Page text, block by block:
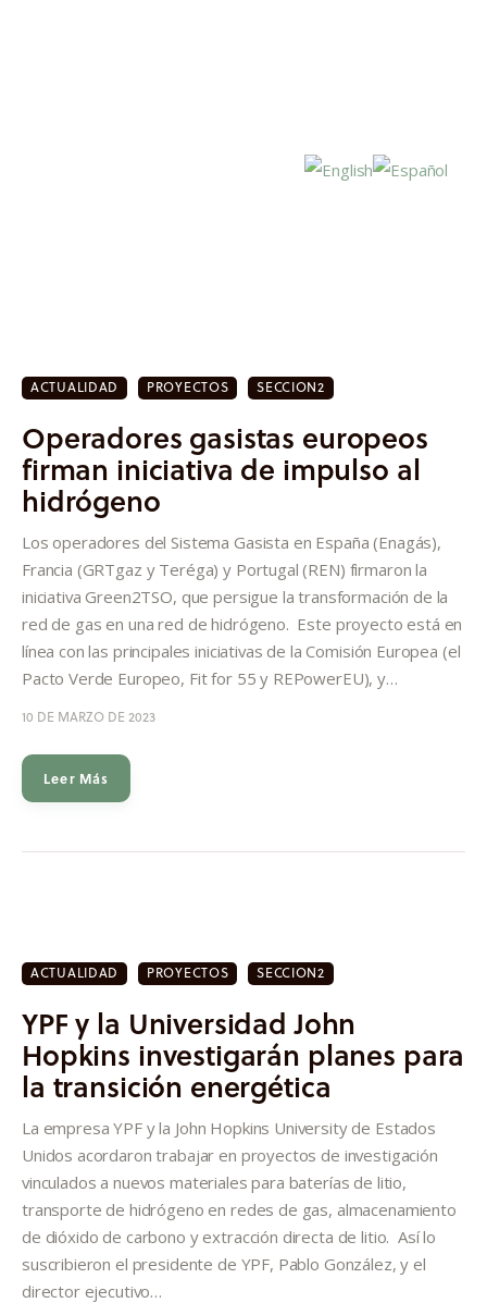
Investigación
Proyectos
Informes
Quiénes somos
ACTUALIDAD PROYECTOS SECCION2
Operadores gasistas europeos
firman iniciativa de impulso al
hidrógeno
Los operadores del Sistema Gasista en España (Enagás),
Francia (GRTgaz y Teréga) y Portugal (REN) firmaron la
iniciativa Green2TSO, que persigue la transformación de la
red de gas en una red de hidrógeno. Este proyecto está en
línea con las principales iniciativas de la Comisión Europea (el
Pacto Verde Europeo, Fit for 55 y REPowerEU), y…
10 DE MARZO DE 2023
Leer Más
ACTUALIDAD PROYECTOS SECCION2
YPF y la Universidad John
Hopkins investigarán planes para
la transición energética
La empresa YPF y la John Hopkins University de Estados
Unidos acordaron trabajar en proyectos de investigación
vinculados a nuevos materiales para baterías de litio,
transporte de hidrógeno en redes de gas, almacenamiento
de dióxido de carbono y extracción directa de litio. Así lo
suscribieron el presidente de YPF, Pablo González, y el
director ejecutivo…